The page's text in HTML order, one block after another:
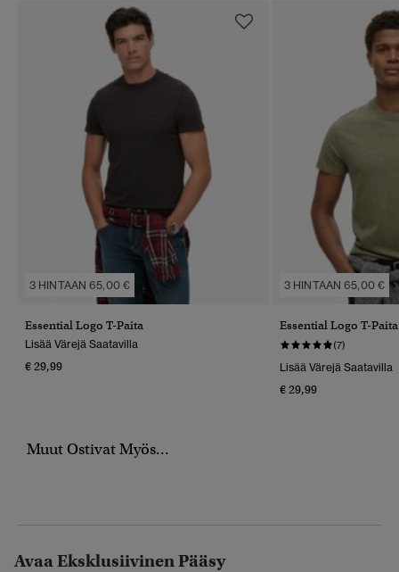
3 HINTAAN 65,00 €
Essential Logo T-Paita
Lisää Värejä Saatavilla
€ 29,99
3 HINTAAN 65,00 €
Essential Logo T-Paita
(7)
Lisää Värejä Saatavilla
€ 29,99
Muut Ostivat Myös...
Avaa Eksklusiivinen Pääsy